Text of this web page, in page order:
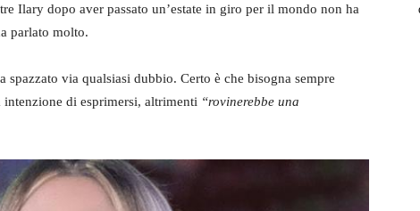
Ilary dopo aver passato un’estate in giro per il mondo non ha
parlato molto.
spazzato via qualsiasi dubbio. Certo è che bisogna sempre
di esprimersi, altrimenti “rovinerebbe una